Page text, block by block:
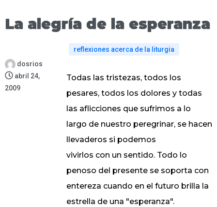
La alegría de la esperanza
dosrios
abril 24,
2009
reflexiones acerca de la liturgia
Todas las tristezas, todos los
pesares, todos los dolores y todas
las aflicciones que sufrimos a lo
largo de nuestro peregrinar, se hacen
llevaderos si podemos
vivirlos con un sentido. Todo lo
penoso del presente se soporta con
entereza cuando en el futuro brilla la
estrella de una "esperanza".